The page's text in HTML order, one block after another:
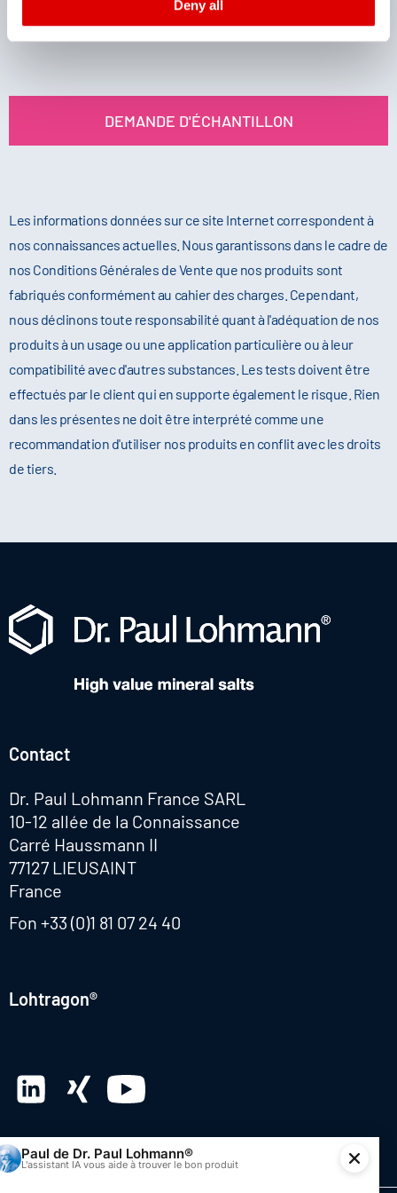
Deny all
DEMANDE D'ÉCHANTILLON
Les informations données sur ce site Internet correspondent à
nos connaissances actuelles. Nous garantissons dans le cadre de
nos Conditions Générales de Vente que nos produits sont
fabriqués conformément au cahier des charges. Cependant,
nous déclinons toute responsabilité quant à l'adéquation de nos
produits à un usage ou une application particulière ou à leur
compatibilité avec d'autres substances. Les tests doivent être
effectués par le client qui en supporte également le risque. Rien
dans les présentes ne doit être interprété comme une
recommandation d'utiliser nos produits en conflit avec les droits
de tiers.
Contact
Dr. Paul Lohmann France SARL
10-12 allée de la Connaissance
Carré Haussmann II
77127 LIEUSAINT
France
Fon +33 (0)1 81 07 24 40
Lohtragon®